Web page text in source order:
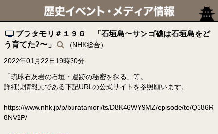
ブラタモリ＃１９６ 「石垣島〜サンゴ礁は石垣島をど
う育てた?〜」
（NHK総合）
2022年01月22日19時30分
「琉球石灰岩の石垣・遺跡の秘密を探る」等。
詳細は情報元である下記URLの公式サイトを参照願います。
https://www.nhk.jp/p/buratamori/ts/D8K46WY9MZ/episode/te/Q386R
8NV2P/